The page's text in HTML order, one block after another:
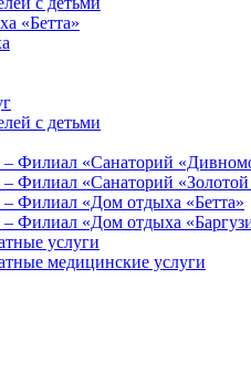
«Бетта»
с детьми
– Филиал «Санаторий
Филиал «Санаторий «Золотой
– Филиал «Дом отдыха «Бетта»
– Филиал «Дом отдыха
услуги
медицинские услуги